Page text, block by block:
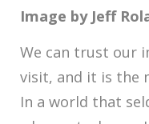
Image by Jeff
We can trust our
visit, and it is the
In a world that